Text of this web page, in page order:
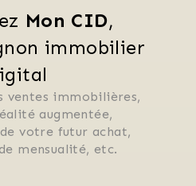
Mon CID,
immobilier
ventes immobilières,
augmentée,
votre futur achat,
mensualité, etc.